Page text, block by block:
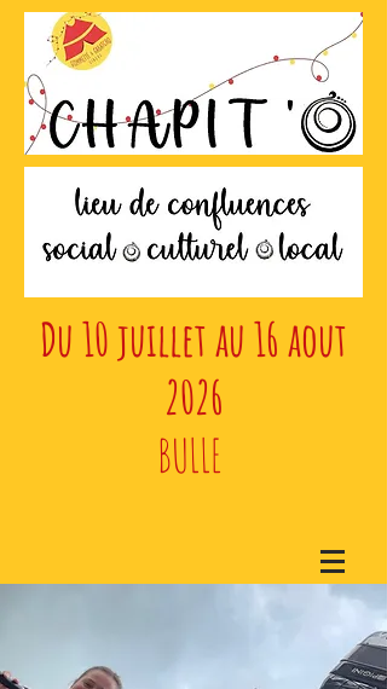
Du 10 juillet au 16 aout
2026
BULLE